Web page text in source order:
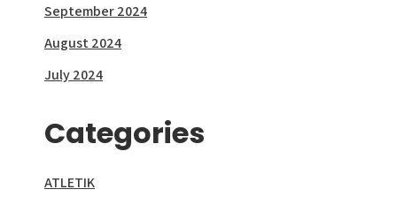
September 2024
August 2024
July 2024
Categories
ATLETIK